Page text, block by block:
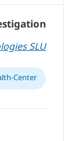
SLU
Center